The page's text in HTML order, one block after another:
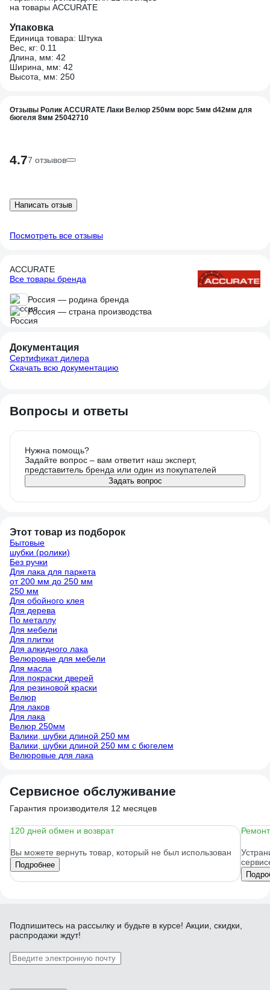
на товары ACCURATE
Упаковка
Единица товара: Штука
Вес, кг: 0.11
Длина, мм: 42
Ширина, мм: 42
Высота, мм: 250
Отзывы Ролик ACCURATE Лаки Велюр 250мм ворс 5мм d42мм для
бюгеля 8мм 25042710
4.77 отзывов
Написать отзыв
Посмотреть все отзывы
ACCURATE
Все товары бренда
Россия — родина бренда
Россия — страна производства
Документация
Сертификат дилера
Скачать всю документацию
Вопросы и ответы
Нужна помощь?
Задайте вопрос – вам ответит наш эксперт,
представитель бренда или один из покупателей
Задать вопрос
Этот товар из подборок
Бытовые
шубки (ролики)
Без ручки
Для лака для паркета
от 200 мм до 250 мм
250 мм
Для обойного клея
Для дерева
По металлу
Для мебели
Для плитки
Для алкидного лака
Велюровые для мебели
Для масла
Для покраски дверей
Для резиновой краски
Велюр
Для лаков
Для лака
Велюр 250мм
Валики, шубки длиной 250 мм
Валики, шубки длиной 250 мм с бюгелем
Велюровые для лака
Сервисное обслуживание
Гарантия производителя 12 месяцев
120 дней обмен и возврат
Вы можете вернуть товар, который не был использован
Подробнее
Подпишитесь на рассылку и будьте в курсе! Акции, скидки,
распродажи ждут!